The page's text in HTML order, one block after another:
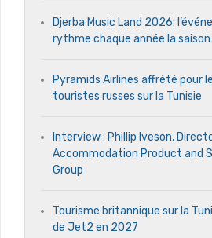
Djerba Music Land 2026:
rythme chaque année la
Pyramids Airlines affrété pour
touristes russes sur la Tunisie
Interview : Phillip Iveson,
Accommodation Product and
Group
Tourisme britannique sur la
de Jet2 en 2027